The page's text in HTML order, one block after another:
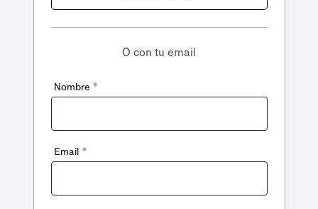
O con tu email
Nombre *
Email *